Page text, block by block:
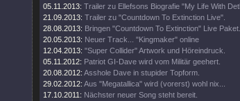
05.11.2013: Trailer zu Ellefsons Biografie "My Life With
21.09.2013: Trailer zu "Countdown To Extinction Live".
28.08.2013: Bringen "Countdown To Extinction" Live Paket.
20.05.2013: Neuer Track... "Kingmaker" online
12.04.2013: "Super Collider" Artwork und Höreindruck.
05.11.2012: Patriot GI-Dave wird vom Militär geehert.
20.08.2012: Asshole Dave in stupider Topform.
29.02.2012: Aus "Megatallica" wird (vorerst) wohl nix...
17.10.2011: Nächster neuer Song steht bereit.